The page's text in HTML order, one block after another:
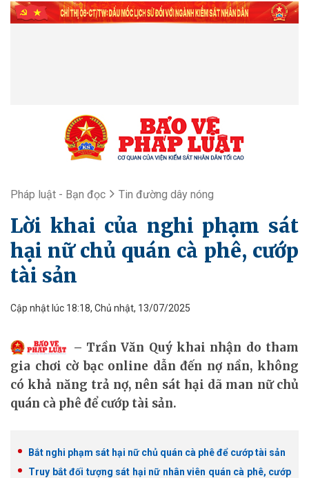
Pháp luật - Bạn đọc Tin đường dây nóng
Lời khai của nghi phạm sát
hại nữ chủ quán cà phê, cướp
tài sản
Cập nhật lúc 18:18, Chủ nhật, 13/07/2025
Trần Văn Quý khai nhận do tham
gia chơi cờ bạc online dẫn đến nợ nần, không
có khả năng trả nợ, nên sát hại dã man nữ chủ
quán cà phê để cướp tài sản.
Bắt nghi phạm sát hại nữ chủ quán cà phê để cướp tài sản
Truy bắt đối tượng sát hại nữ nhân viên quán cà phê, cướp